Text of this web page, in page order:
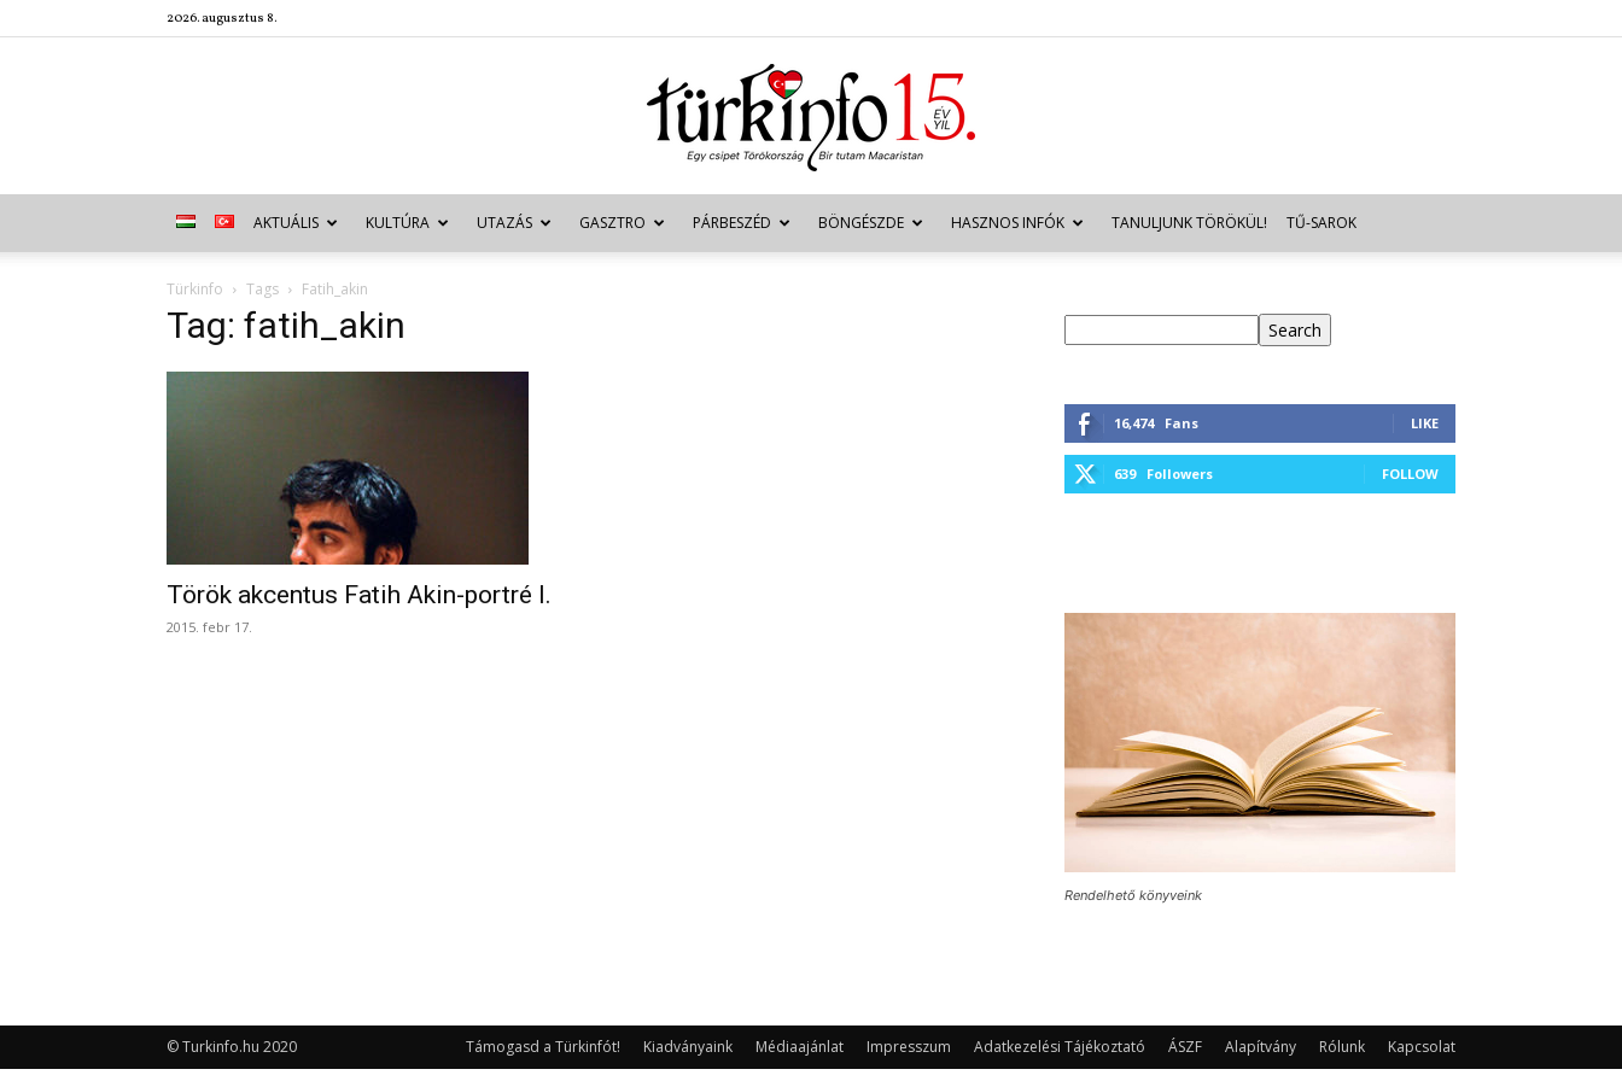
2026. augusztus 8.
Türkinfo
AKTUÁLIS KULTÚRA UTAZÁS GASZTRO PÁRBESZÉD BÖNGÉSZDE HASZNOS INFÓK TANULJUNK TÖRÖKÜL! TŰ-SAROK
Türkinfo Tags Fatih_akin
Tag: fatih_akin
Török akcentus Fatih Akin-portré I.
2015. febr 17.
Search
16,474 Fans LIKE
639 Followers FOLLOW
Rendelhető könyveink
Támogasd a Türkinfót! Kiadványaink Médiaajánlat Impresszum Adatkezelési Tájékoztató ÁSZF Alapítvány Rólunk Kapcsolat
© Turkinfo.hu 2020